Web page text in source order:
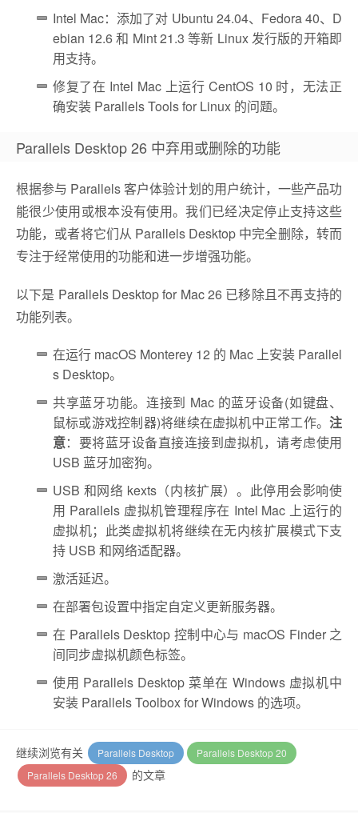
Intel Mac：添加了对 Ubuntu 24.04、Fedora 40、D
ebian 12.6 和 Mint 21.3 等新 Linux 发行版的开箱即
用支持。
修复了在 Intel Mac 上运行 CentOS 10 时，无法正
确安装 Parallels Tools for Linux 的问题。
Parallels Desktop 26 中弃用或删除的功能
根据参与 Parallels 客户体验计划的用户统计，一些产品功
能很少使用或根本没有使用。我们已经决定停止支持这些
功能，或者将它们从 Parallels Desktop 中完全删除，转而
专注于经常使用的功能和进一步增强功能。
以下是 Parallels Desktop for Mac 26 已移除且不再支持的
功能列表。
在运行 macOS Monterey 12 的 Mac 上安装 Parallel
s Desktop。
共享蓝牙功能。连接到 Mac 的蓝牙设备(如键盘、
鼠标或游戏控制器)将继续在虚拟机中正常工作。 注
意：要将蓝牙设备直接连接到虚拟机，请考虑使用
USB 蓝牙加密狗。
USB 和网络 kexts（内核扩展）。此停用会影响使
用 Parallels 虚拟机管理程序在 Intel Mac 上运行的
虚拟机；此类虚拟机将继续在无内核扩展模式下支
持 USB 和网络适配器。
激活延迟。
在部署包设置中指定自定义更新服务器。
在 Parallels Desktop 控制中心与 macOS Finder 之
间同步虚拟机颜色标签。
使用 Parallels Desktop 菜单在 Windows 虚拟机中
安装 Parallels Toolbox for Windows 的选项。
继续浏览有关 Parallels Desktop
Parallels Desktop 20
Parallels Desktop 26
的文章